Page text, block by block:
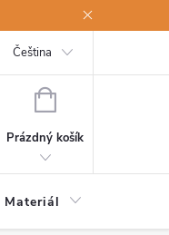
Čeština
NÁKUPNÍ
Prázdný košík
Materiál